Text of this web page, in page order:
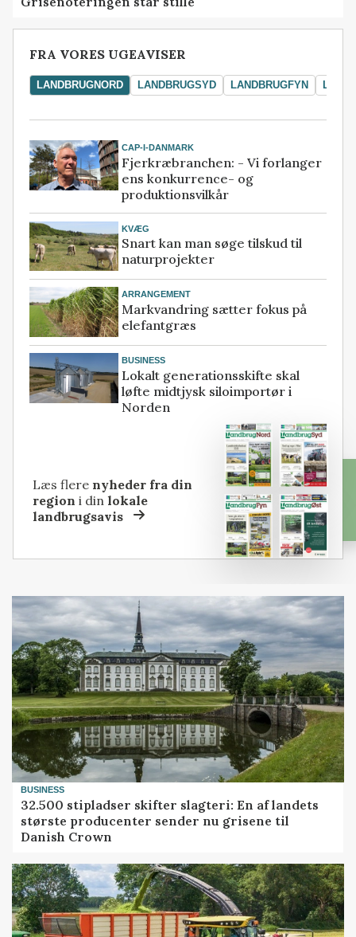
FRA VORES UGEAVISER
LANDBRUGNORD LANDBRUGSYD LANDBRUGFYN
CAP-I-DANMARK
Fjerkræbranchen: - Vi forlanger
ens konkurrence- og
produktionsvilkår
KVÆG
Snart kan man søge tilskud til
naturprojekter
ARRANGEMENT
Markvandring sætter fokus på
elefantgræs
BUSINESS
Lokalt generationsskifte skal
løfte midtjysk siloimportør i
Norden
Læs flere nyheder fra din
region i dinlokale
landbrugsavis
BUSINESS
32.500 stipladser skifter slagteri: En af landets
største producenter sender nu grisene til
Danish Crown